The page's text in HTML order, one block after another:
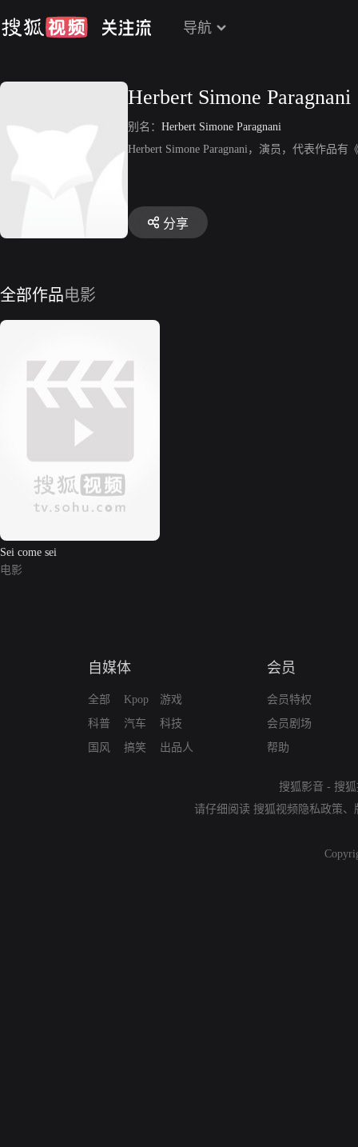
导航
Herbert Simone Paragnani
别名： Herbert Simone Paragnani
Herbert Simone Paragnani，演员，代表作品有
分享
全部作品电影
Sei come sei
电影
自媒体
全部
科普
国风
Kpop
汽车
搞笑
游戏
科技
出品人
会员
会员特权
会员剧场
帮助
搜狐影音 - 搜
请仔细阅读 搜狐视频隐私政策、